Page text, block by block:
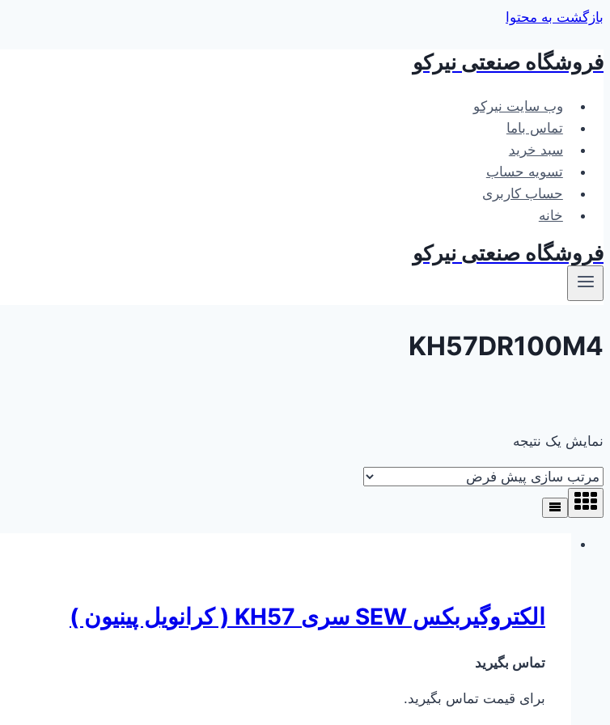
بازگشت به محتوا
فروشگاه صنعتی نیرکو
وب سایت نیرکو
تماس باما
سبد خرید
تسویه حساب
حساب کاربری
خانه
فروشگاه صنعتی نیرکو
KH57DR100M4
نمایش یک نتیجه
الکتروگیربکس SEW سری KH57 ( کرانویل پینیون )
تماس بگیرید
برای قیمت تماس بگیرید.